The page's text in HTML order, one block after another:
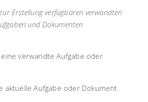
Erstellung verfügbaren verwandten
und Dokumenten
verwandte Aufgabe oder
aktuelle Aufgabe oder Dokument.